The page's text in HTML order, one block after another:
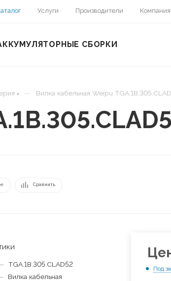
Услуги Производители Компания
СБОРКИ
— Вилка кабельная Weipu
Сравнить
TGA.1B.305.CLAD52
Вилка кабельная
Под